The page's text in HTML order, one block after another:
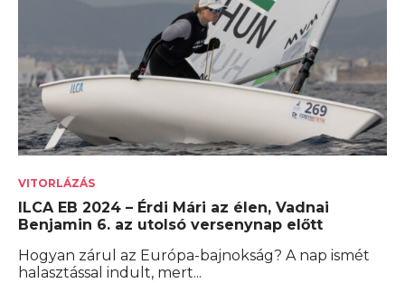
VITORLÁZÁS
ILCA EB 2024 – Érdi Mári az élen, Vadnai
Benjamin 6. az utolsó versenynap előtt
Hogyan zárul az Európa-bajnokság? A nap ismét
halasztással indult, mert...